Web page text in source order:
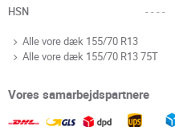
HSN
----
Alle vore dæk 155/70 R13
Alle vore dæk 155/70 R13 75T
Vores samarbejdspartnere